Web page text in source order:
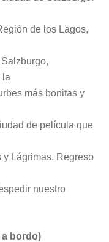
de los Lagos,
la
más bonitas y
de película que
Lágrimas. Regreso
nuestro
a bordo)